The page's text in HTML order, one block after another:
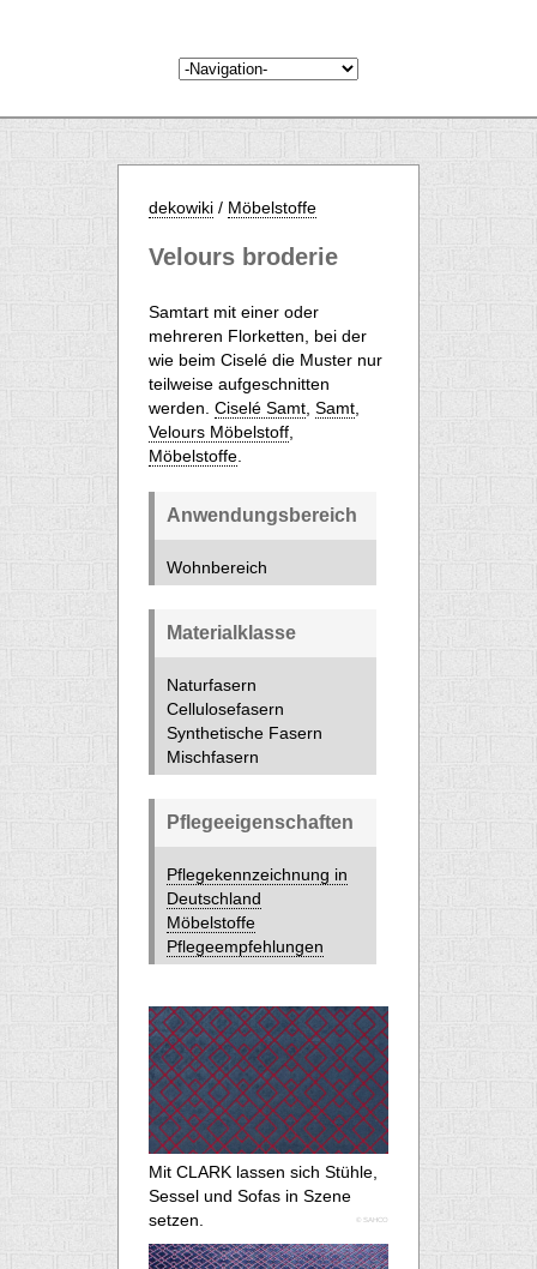
dekowiki / Möbelstoffe
Velours broderie
Samtart mit einer oder
mehreren Florketten, bei der
wie beim Ciselé die Muster nur
teilweise aufgeschnitten
werden. Ciselé Samt Samt
Velours Möbelstoff
Möbelstoffe
Anwendungsbereich
Wohnbereich
Materialklasse
Naturfasern
Cellulosefasern
Synthetische Fasern
Mischfasern
Pflegeeigenschaften
Pflegekennzeichnung in
Deutschland
Möbelstoffe
Pflegeempfehlungen
Mit CLARK lassen sich Stühle,
Sessel und Sofas in Szene
setzen.
© SAHCO